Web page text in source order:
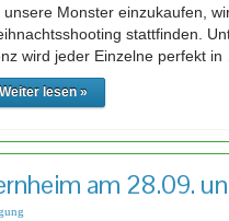
unsere Monster einzukaufen,
stattfinden.
wird jeder Einzelne perfekt in
Weiter lesen »
am 28.09.